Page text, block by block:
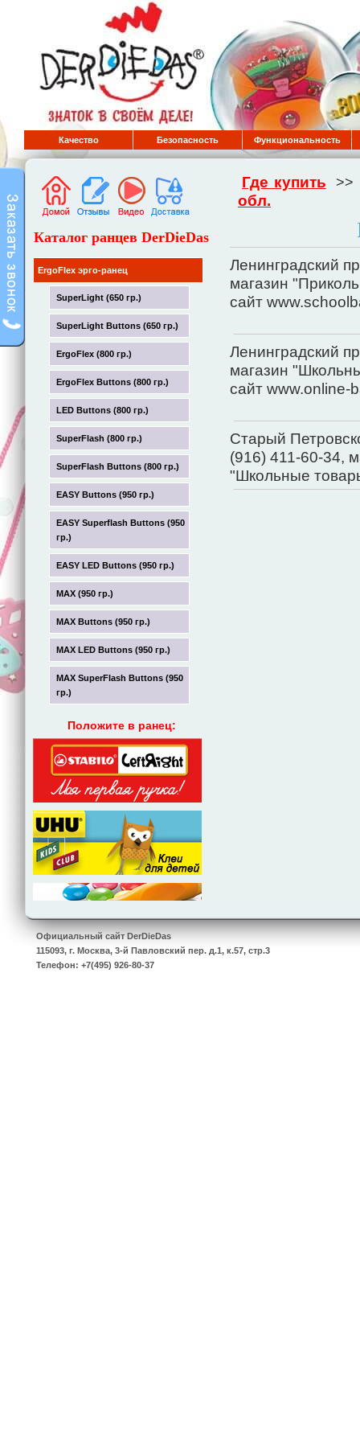
Качество Безопасность Функциональность
Каталог ранцев DerDieDas
ErgoFlex эрго-ранец
SuperLight (650 гр.)
SuperLight Buttons (650 гр.)
ErgoFlex (800 гр.)
ErgoFlex Buttons (800 гр.)
LED Buttons (800 гр.)
SuperFlash (800 гр.)
SuperFlash Buttons (800 гр.)
EASY Buttons (950 гр.)
EASY Superflash Buttons (950
гр.)
EASY LED Buttons (950 гр.)
MAX (950 гр.)
MAX Buttons (950 гр.)
MAX LED Buttons (950 гр.)
MAX SuperFlash Buttons (950
гр.)
Положите в ранец:
Где купить >>
обл.
Ленинградский
магазин
сайт
Ленинградский
магазин
сайт www.online-
Старый
(916) 411-60-34,
"Школьные
Официальный сайт DerDieDas
115093, г. Москва, 3-й Павловский пер. д.1, к.57, стр.3
Телефон: +7(495) 926-80-37